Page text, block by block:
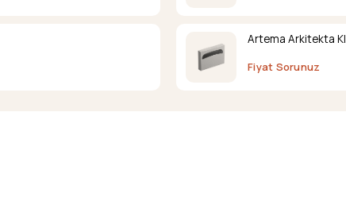
Artema Arkitekta
Fiyat Sorunuz